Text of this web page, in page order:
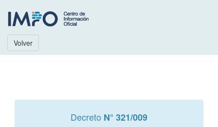
Volver
Decreto N° 321/009